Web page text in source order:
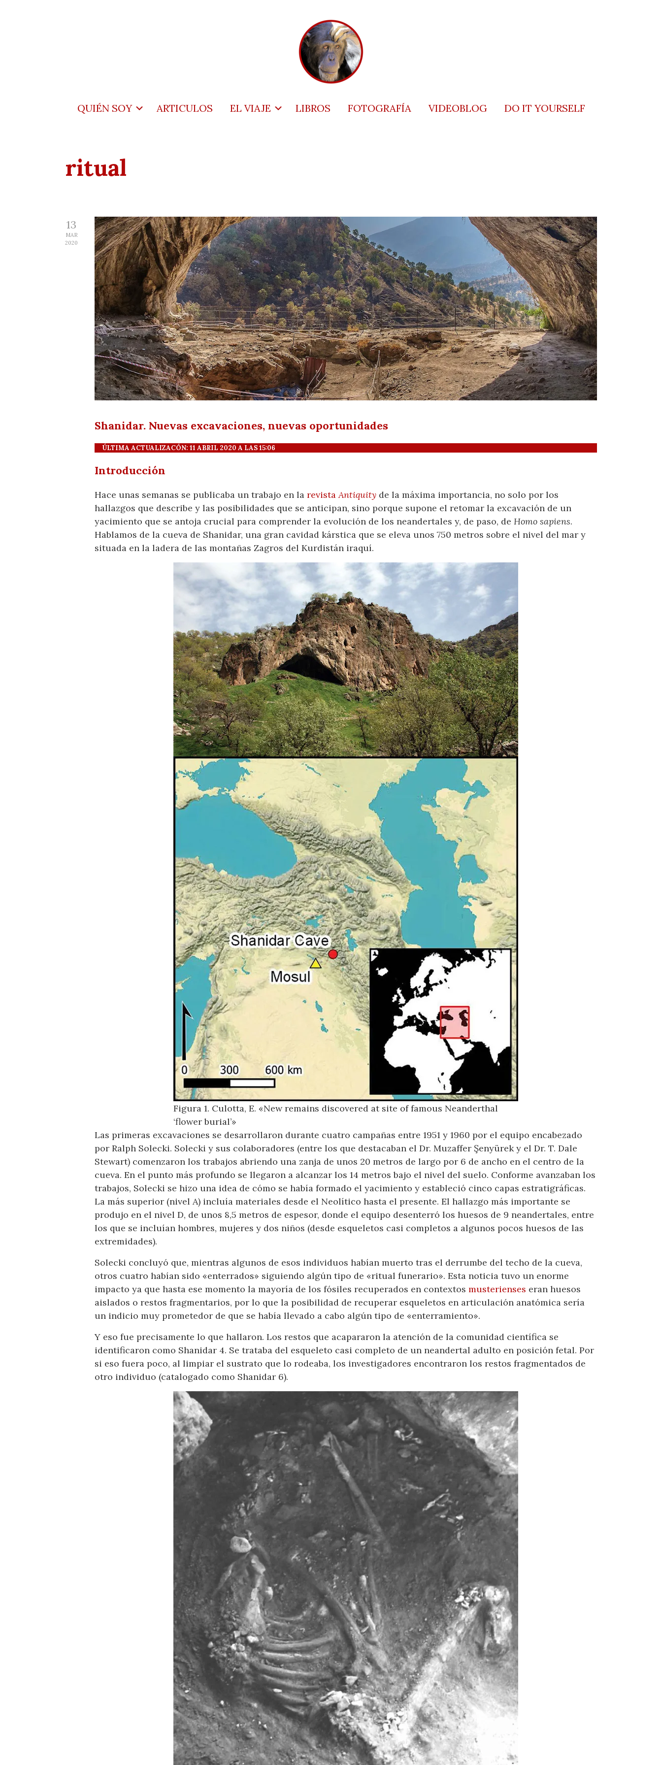
QUIÉN SOY ARTICULOS EL VIAJE LIBROS FOTOGRAFÍA VIDEOBLOG DO IT YOURSELF
ritual
13
MAR
2020
Shanidar. Nuevas excavaciones, nuevas oportunidades
ÚLTIMA ACTUALIZACÓN: 11 ABRIL 2020 A LAS 15:06
Introducción
Hace unas semanas se publicaba un trabajo en la revistaAntiquity de la máxima importancia, no solo por los
hallazgos que describe y las posibilidades que se anticipan, sino porque supone el retomar la excavación de un
yacimiento que se antoja crucial para comprender la evolución de los neandertales y, de paso, de Homo sapiens.
Hablamos de la cueva de Shanidar, una gran cavidad kárstica que se eleva unos 750 metros sobre el nivel del mar y
situada en la ladera de las montañas Zagros del Kurdistán iraquí.
Figura 1. Culotta, E. «New remains discovered at site of famous Neanderthal
‘flower burial’»
Las primeras excavaciones se desarrollaron durante cuatro campañas entre 1951 y 1960 por el equipo encabezado
por Ralph Solecki. Solecki y sus colaboradores (entre los que destacaban el Dr. Muzaffer Şenyürek y el Dr. T. Dale
Stewart) comenzaron los trabajos abriendo una zanja de unos 20 metros de largo por 6 de ancho en el centro de la
cueva. En el punto más profundo se llegaron a alcanzar los 14 metros bajo el nivel del suelo. Conforme avanzaban los
trabajos, Solecki se hizo una idea de cómo se había formado el yacimiento y estableció cinco capas estratigráficas.
La más superior (nivel A) incluía materiales desde el Neolítico hasta el presente. El hallazgo más importante se
produjo en el nivel D, de unos 8,5 metros de espesor, donde el equipo desenterró los huesos de 9 neandertales, entre
los que se incluían hombres, mujeres y dos niños (desde esqueletos casi completos a algunos pocos huesos de las
extremidades).
Solecki concluyó que, mientras algunos de esos individuos habían muerto tras el derrumbe del techo de la cueva,
otros cuatro habían sido «enterrados» siguiendo algún tipo de «ritual funerario». Esta noticia tuvo un enorme
impacto ya que hasta ese momento la mayoría de los fósiles recuperados en contextos musterienses eran huesos
aislados o restos fragmentarios, por lo que la posibilidad de recuperar esqueletos en articulación anatómica sería
un indicio muy prometedor de que se había llevado a cabo algún tipo de «enterramiento».
Y eso fue precisamente lo que hallaron. Los restos que acapararon la atención de la comunidad científica se
identificaron como Shanidar 4. Se trataba del esqueleto casi completo de un neandertal adulto en posición fetal. Por
si eso fuera poco, al limpiar el sustrato que lo rodeaba, los investigadores encontraron los restos fragmentados de
otro individuo (catalogado como Shanidar 6).